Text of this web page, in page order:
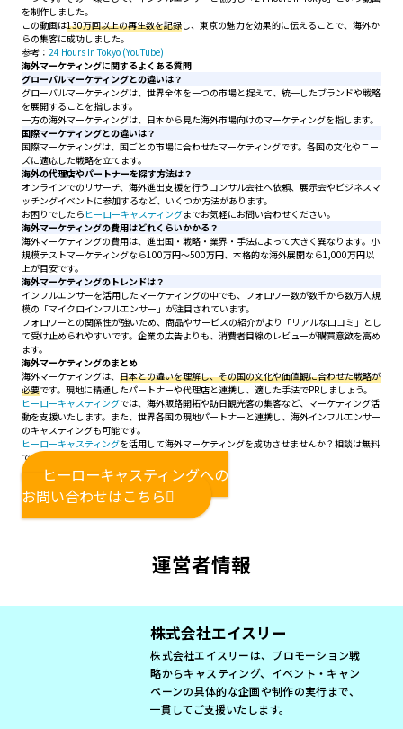
を制作しました。
この動画は130万回以上の再生数を記録し、東京の魅力を効果的に伝えることで、海外か
らの集客に成功しました。
参考： 24 Hours In Tokyo (YouTube)
海外マーケティングに関するよくある質問
グローバルマーケティングとの違いは？
グローバルマーケティングは、世界全体を一つの市場と捉えて、統一したブランドや戦略
を展開することを指します。
一方の海外マーケティングは、日本から見た海外市場向けのマーケティングを指します。
国際マーケティングとの違いは？
国際マーケティングは、国ごとの市場に合わせたマーケティングです。各国の文化やニー
ズに適応した戦略を立てます。
海外の代理店やパートナーを探す方法は？
オンラインでのリサーチ、海外進出支援を行うコンサル会社へ依頼、展示会やビジネスマ
ッチングイベントに参加するなど、いくつか方法があります。
お困りでしたら ヒーローキャスティングまでお気軽にお問い合わせください。
海外マーケティングの費用はどれくらいかかる？
海外マーケティングの費用は、進出国・戦略・業界・手法によって大きく異なります。小
規模テストマーケティングなら100万円～500万円、本格的な海外展開なら1,000万円以
上が目安です。
海外マーケティングのトレンドは？
インフルエンサーを活用したマーケティングの中でも、フォロワー数が数千から数万人規
模の「マイクロインフルエンサー」が注目されています。
フォロワーとの関係性が強いため、商品やサービスの紹介がより「リアルな口コミ」とし
て受け止められやすいです。企業の広告よりも、消費者目線のレビューが購買意欲を高め
ます。
海外マーケティングのまとめ
海外マーケティングは、 日本との違いを理解し、その国の文化や価値観に合わせた戦略が
必要です。現地に精通したパートナーや代理店と連携し、適した手法でPRしましょう。
ヒーローキャスティングでは、海外販路開拓や訪日観光客の集客など、マーケティング活
動を支援いたします。また、世界各国の現地パートナーと連携し、海外インフルエンサー
のキャスティングも可能です。
ヒーローキャスティングを活用して海外マーケティングを成功させませんか？相談は無料
ですので、お気軽にお問い合わせください。
ヒーローキャスティングへの
お問い合わせはこちら
運営者情報
株式会社エイスリー
株式会社エイスリーは、プロモーション戦
略からキャスティング、イベント・キャン
ペーンの具体的な企画や制作の実行まで、
一貫してご支援いたします。